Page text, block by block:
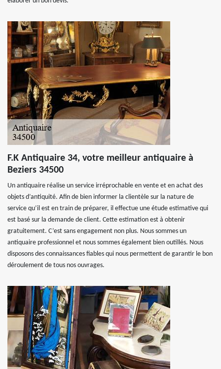
F.K Antiquaire 34, votre meilleur antiquaire à
Beziers 34500
Un antiquaire réalise un service irréprochable en vente et en achat des
objets d’antiquité. Afin de bien informer la clientèle sur la nature de
service qu’il est en train de préparer, il effectue une étude estimative qui
est basé sur la demande de client. Cette estimation est à obtenir
gratuitement. C’est sans engagement non plus. Nous sommes un
antiquaire professionnel et nous sommes également bien outillés. Nous
disposons des connaissances fiables qui nous permettent de garantir le bon
déroulement de tous nos ouvrages.